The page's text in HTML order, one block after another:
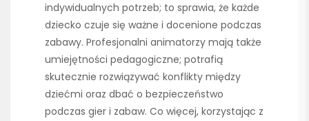
indywidualnych potrzeb; to sprawia, że każde
dziecko czuje się ważne i docenione podczas
zabawy. Profesjonalni animatorzy mają także
umiejętności pedagogiczne; potrafią
skutecznie rozwiązywać konflikty między
dziećmi oraz dbać o bezpieczeństwo
podczas gier i zabaw. Co więcej, korzystając z